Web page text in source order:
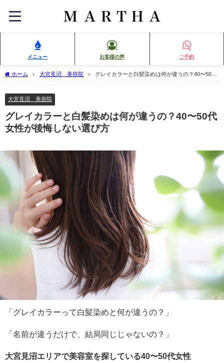
メニュー お客様の声 ご予約
ホーム 大宮見沼 美容院
グレイカラーと白髪染めは何が違うの？40〜50代
大宮見沼 美容院
グレイカラーと白髪染めは何が違うの？40〜50代
女性が後悔しない選び方
「グレイカラーって白髪染めと何が違うの？」
「名前が違うだけで、結局同じじゃないの？」
大宮見沼エリアで美容室を探している40〜50代女性